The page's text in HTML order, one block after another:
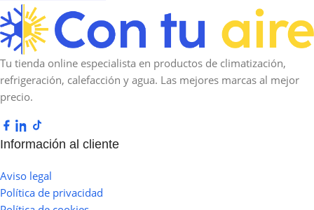
Tu tienda online especialista en productos de climatización,
refrigeración, calefacción y agua. Las mejores marcas al mejor
precio.
Información al cliente
Aviso legal
Política de privacidad